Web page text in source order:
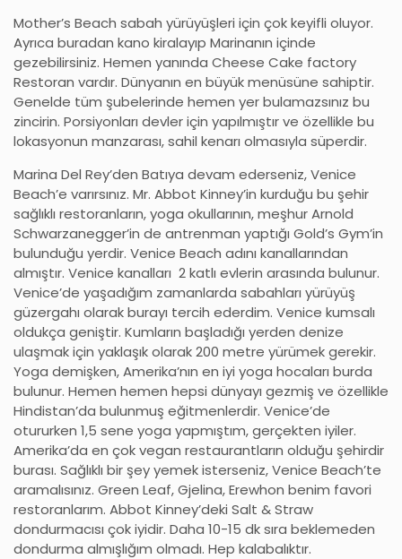
Mother’s Beach sabah yürüyüşleri için çok keyifli oluyor.
Ayrıca buradan kano kiralayıp Marinanın içinde
gezebilirsiniz. Hemen yanında Cheese Cake factory
Restoran vardır. Dünyanın en büyük menüsüne sahiptir.
Genelde tüm şubelerinde hemen yer bulamazsınız bu
zincirin. Porsiyonları devler için yapılmıştır ve özellikle bu
lokasyonun manzarası, sahil kenarı olmasıyla süperdir.
Marina Del Rey’den Batıya devam ederseniz, Venice
Beach’e varırsınız. Mr. Abbot Kinney’in kurduğu bu şehir
sağlıklı restoranların, yoga okullarının, meşhur Arnold
Schwarzanegger’in de antrenman yaptığı Gold’s Gym’in
bulunduğu yerdir. Venice Beach adını kanallarından
almıştır. Venice kanalları 2 katlı evlerin arasında bulunur.
Venice’de yaşadığım zamanlarda sabahları yürüyüş
güzergahı olarak burayı tercih ederdim. Venice kumsalı
oldukça geniştir. Kumların başladığı yerden denize
ulaşmak için yaklaşık olarak 200 metre yürümek gerekir.
Yoga demişken, Amerika’nın en iyi yoga hocaları burda
bulunur. Hemen hemen hepsi dünyayı gezmiş ve özellikle
Hindistan’da bulunmuş eğitmenlerdir. Venice’de
otururken 1,5 sene yoga yapmıştım, gerçekten iyiler.
Amerika’da en çok vegan restaurantların olduğu şehirdir
burası. Sağlıklı bir şey yemek isterseniz, Venice Beach’te
aramalısınız. Green Leaf, Gjelina, Erewhon benim favori
restoranlarım. Abbot Kinney’deki Salt & Straw
dondurmacısı çok iyidir. Daha 10-15 dk sıra beklemeden
dondurma almışlığım olmadı. Hep kalabalıktır.